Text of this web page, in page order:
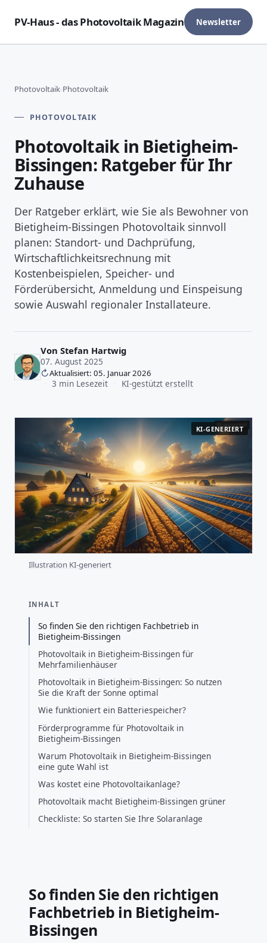
PV-Haus - das Photovoltaik Magazin Newsletter
Photovoltaik›Photovoltaik
PHOTOVOLTAIK
Photovoltaik in Bietigheim-
Bissingen: Ratgeber für Ihr
Zuhause
Der Ratgeber erklärt, wie Sie als Bewohner von
Bietigheim-Bissingen Photovoltaik sinnvoll
planen: Standort- und Dachprüfung,
Wirtschaftlichkeitsrechnung mit
Kostenbeispielen, Speicher- und
Förderübersicht, Anmeldung und Einspeisung
sowie Auswahl regionaler Installateure.
Von Stefan Hartwig
07. August 2025
Aktualisiert: 05. Januar 2026
3 min Lesezeit KI-gestützt erstellt
KI-GENERIERT
Illustration KI-generiert
INHALT
So finden Sie den richtigen Fachbetrieb in
Bietigheim-Bissingen
Photovoltaik in Bietigheim-Bissingen für
Mehrfamilienhäuser
Photovoltaik in Bietigheim-Bissingen: So nutzen
Sie die Kraft der Sonne optimal
Wie funktioniert ein Batteriespeicher?
Förderprogramme für Photovoltaik in
Bietigheim-Bissingen
Warum Photovoltaik in Bietigheim-Bissingen
eine gute Wahl ist
Was kostet eine Photovoltaikanlage?
Photovoltaik macht Bietigheim-Bissingen grüner
Checkliste: So starten Sie Ihre Solaranlage
So finden Sie den richtigen
Fachbetrieb in Bietigheim-
Bissingen